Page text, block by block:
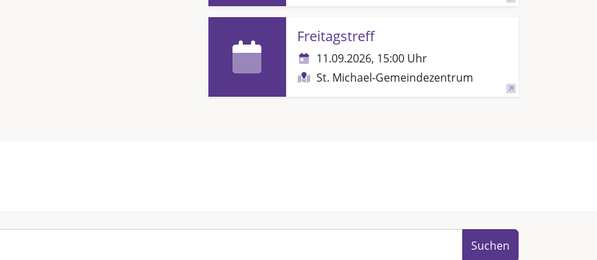
Freitagstreff
11.09.2026, 15:00 Uhr
St. Michael-Gemeindezentrum
Suchen